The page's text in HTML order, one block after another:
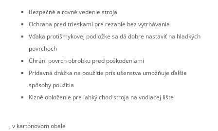
Bezpečné a rovné vedenie stroja
Ochrana pred trieskami pre rezanie bez vytrhávania
Vďaka protišmykovej podložke sa dá dobre nastaviť na hladkých
povrchoch
Chráni povrch obrobku pred poškodeniami
Prídavná drážka na použitie príslušenstva umožňuje ďalšie
spôsoby použitia
Klzné obloženie pre ľahký chod stroja na vodiacej lište
, v kartónovom obale